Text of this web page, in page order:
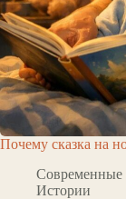
Почему сказка на
Современные
Истории